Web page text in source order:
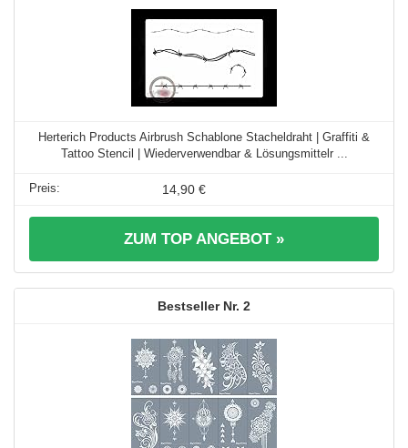
Herterich Products Airbrush Schablone Stacheldraht | Graffiti &
Tattoo Stencil | Wiederverwendbar & Lösungsmittelr ...
14,90 €
ZUM TOP ANGEBOT »
2